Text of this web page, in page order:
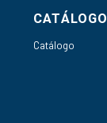
CATÁLOGO
Catálogo